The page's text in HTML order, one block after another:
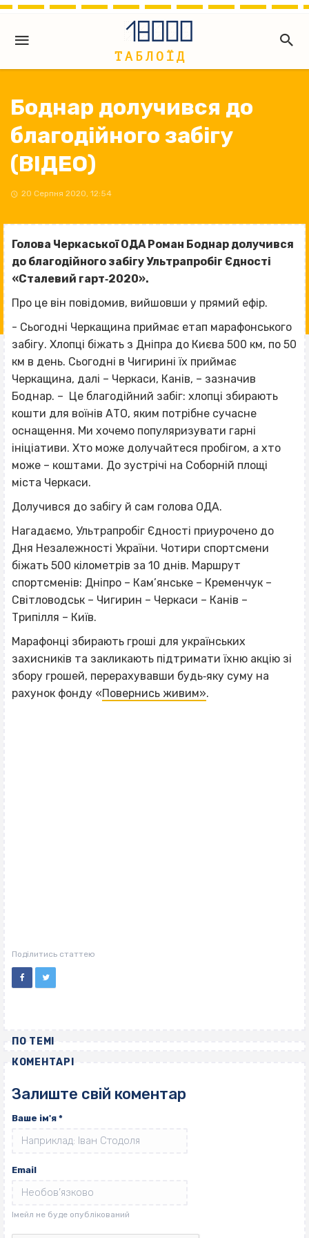
Боднар долучився до
благодійного забігу
(ВІДЕО)
20 Серпня 2020, 12:54
Голова Черкаської ОДА Роман Боднар долучився
до благодійного забігу Ультрапробіг Єдності
«Сталевий гарт‐2020».
Про це він повідомив, вийшовши у прямий ефір.
- Сьогодні Черкащина приймає етап марафонського
забігу. Хлопці біжать з Дніпра до Києва 500 км, по 50
км в день. Сьогодні в Чигирині їх приймає
Черкащина, далі – Черкаси, Канів, – зазначив
Боднар. – Це благодійний забіг: хлопці збирають
кошти для воїнів АТО, яким потрібне сучасне
оснащення. Ми хочемо популяризувати гарні
ініціативи. Хто може долучайтеся пробігом, а хто
може – коштами. До зустрічі на Соборній площі
міста Черкаси.
Долучився до забігу й сам голова ОДА.
Нагадаємо, Ультрапробіг Єдності приурочено до
Дня Незалежності України. Чотири спортсмени
біжать 500 кілометрів за 10 днів. Маршрут
спортсменів: Дніпро – Кам’янське – Кременчук –
Світловодськ – Чигирин – Черкаси – Канів –
Трипілля – Київ.
Марафонці збирають гроші для українських
захисників та закликають підтримати їхню акцію зі
збору грошей, перерахувавши будь‐яку суму на
рахунок фонду «Повернись живим».
Поділитись статтею
ПО ТЕМІ
КОМЕНТАРІ
Залиште свій коментар
Ваше ім'я *
Email